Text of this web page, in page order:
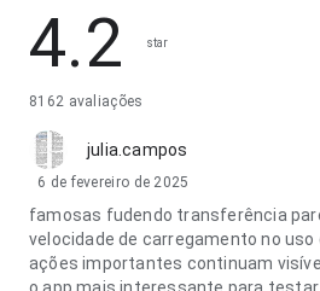
4.2 star
8162 avaliações
julia.campos
6 de fevereiro de 2025
famosas fudendo transferência
velocidade de carregamento no uso
ações importantes continuam